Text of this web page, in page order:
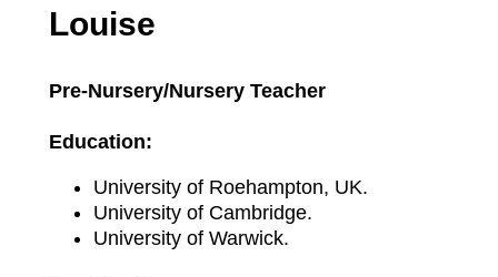
Louise
Pre-Nursery/Nursery Teacher
Education:
University of Roehampton, UK.
University of Cambridge.
University of Warwick.